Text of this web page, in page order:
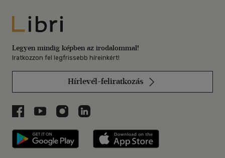
Libri
Legyen mindig képben az irodalommal!
Iratkozzon fel legfrissebb híreinkért!
Hírlevél-feliratkozás
Libri a Facebookon
Libri a Youtube-on
Libri az Instagramon
Libri a LinkedInen
Libri applikáció Szerezd meg: Google